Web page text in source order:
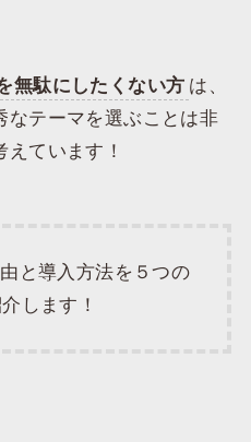
無駄にしたくない方 は、
なテーマを選ぶことは非
ています！
と導入方法を５つの
します！